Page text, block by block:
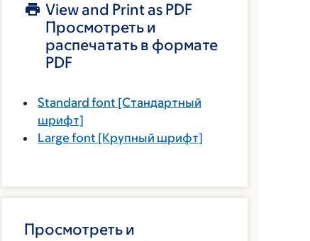
View and Print as PDF
Просмотреть и
распечатать в формате
PDF
Standard font [Стандартный
шрифт]
Large font [Крупный шрифт]
Просмотреть и